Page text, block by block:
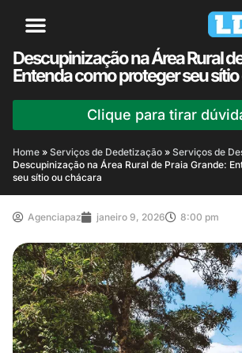
Descupinização na Área Rural
Entenda como proteger seu
Clique para tirar
Home » Serviços de Dedetização » Serviços de
Descupinização na Área Rural de Praia Grande:
seu sítio ou chácara
Agenciapaz janeiro 9, 2026 8:00 pm